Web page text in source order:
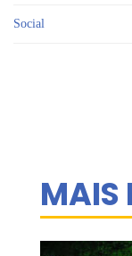
Social
MAIS